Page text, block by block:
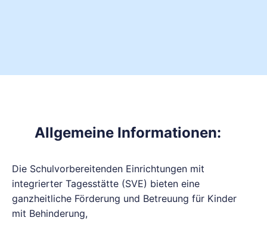
Allgemeine Informationen:
Die Schulvorbereitenden Einrichtungen mit
integrierter Tagesstätte (SVE) bieten eine
ganzheitliche Förderung und Betreuung für Kinder
mit Behinderung,